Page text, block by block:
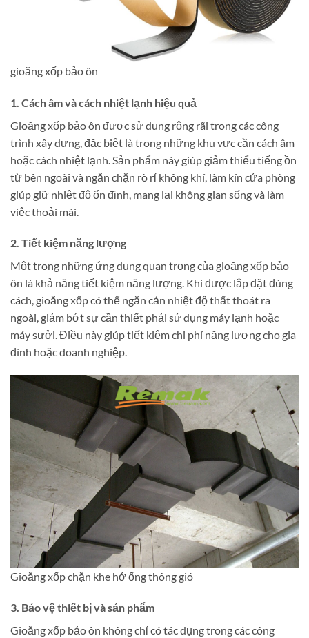
gioăng xốp bảo ôn
1. Cách âm và cách nhiệt lạnh hiệu quả
Gioăng xốp bảo ôn được sử dụng rộng rãi trong các công
trình xây dựng, đặc biệt là trong những khu vực cần cách âm
hoặc cách nhiệt lạnh. Sản phẩm này giúp giảm thiểu tiếng ồn
từ bên ngoài và ngăn chặn rò rỉ không khí, làm kín cửa phòng
giúp giữ nhiệt độ ổn định, mang lại không gian sống và làm
việc thoải mái.
2. Tiết kiệm năng lượng
Một trong những ứng dụng quan trọng của gioăng xốp bảo
ôn là khả năng tiết kiệm năng lượng. Khi được lắp đặt đúng
cách, gioăng xốp có thể ngăn cản nhiệt độ thất thoát ra
ngoài, giảm bớt sự cần thiết phải sử dụng máy lạnh hoặc
máy sưởi. Điều này giúp tiết kiệm chi phí năng lượng cho gia
đình hoặc doanh nghiệp.
Gioăng xốp chặn khe hở ống thông gió
3. Bảo vệ thiết bị và sản phẩm
Gioăng xốp bảo ôn không chỉ có tác dụng trong các công